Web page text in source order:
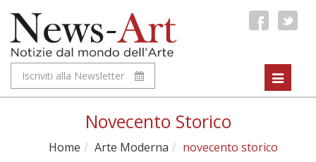
Iscriviti alla Newsletter
Toggle
Novecento Storico
Home Arte Moderna novecento storico